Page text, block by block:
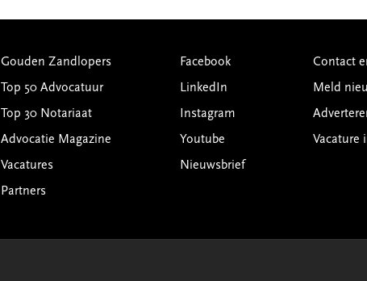
Gouden Zandlopers
Top 50 Advocatuur
Top 30 Notariaat
Advocatie Magazine
Vacatures
Partners
Facebook
LinkedIn
Instagram
Youtube
Nieuwsbrief
Contact
Meld
Vacature